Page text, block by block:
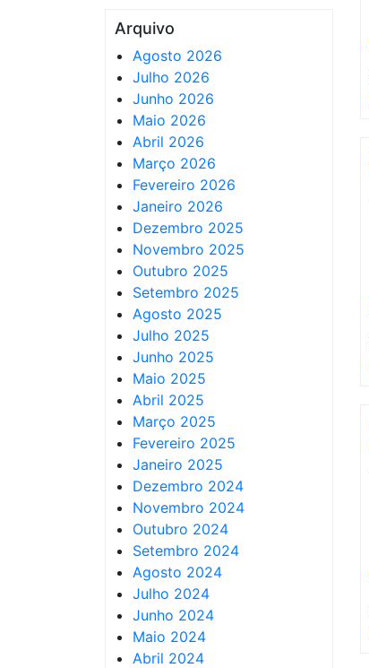
Arquivo
Agosto 2026
Julho 2026
Junho 2026
Maio 2026
Abril 2026
Março 2026
Fevereiro 2026
Janeiro 2026
Dezembro 2025
Novembro 2025
Outubro 2025
Setembro 2025
Agosto 2025
Julho 2025
Junho 2025
Maio 2025
Abril 2025
Março 2025
Fevereiro 2025
Janeiro 2025
Dezembro 2024
Novembro 2024
Outubro 2024
Setembro 2024
Agosto 2024
Julho 2024
Junho 2024
Maio 2024
Abril 2024